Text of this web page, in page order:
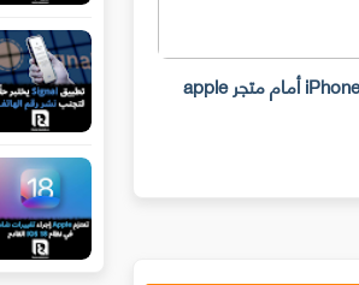
سرقة 300 جهازiPhone أمام متجر apple
تليفوتوغرافي